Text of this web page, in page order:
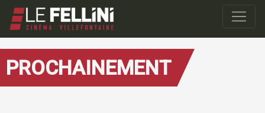
PROCHAINEMENT